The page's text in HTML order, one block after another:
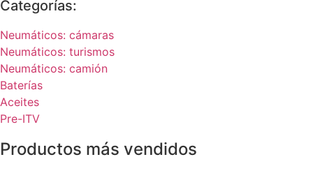
Categorías:
Neumáticos: cámaras
Neumáticos: turismos
Neumáticos: camión
Baterías
Aceites
Pre-ITV
Productos más vendidos